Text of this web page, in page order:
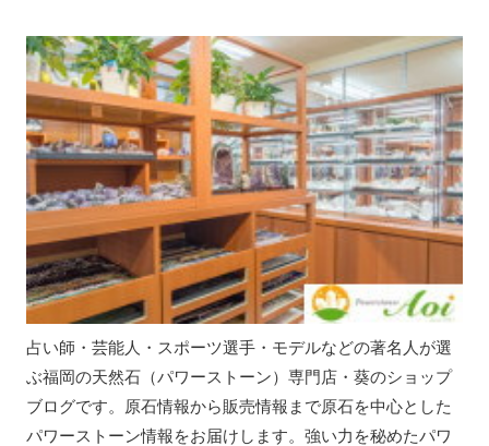
占い師・芸能人・スポーツ選手・モデルなどの著名人が選
ぶ福岡の天然石（パワーストーン）専門店・葵のショップ
ブログです。原石情報から販売情報まで原石を中心とした
パワーストーン情報をお届けします。強い力を秘めたパワ